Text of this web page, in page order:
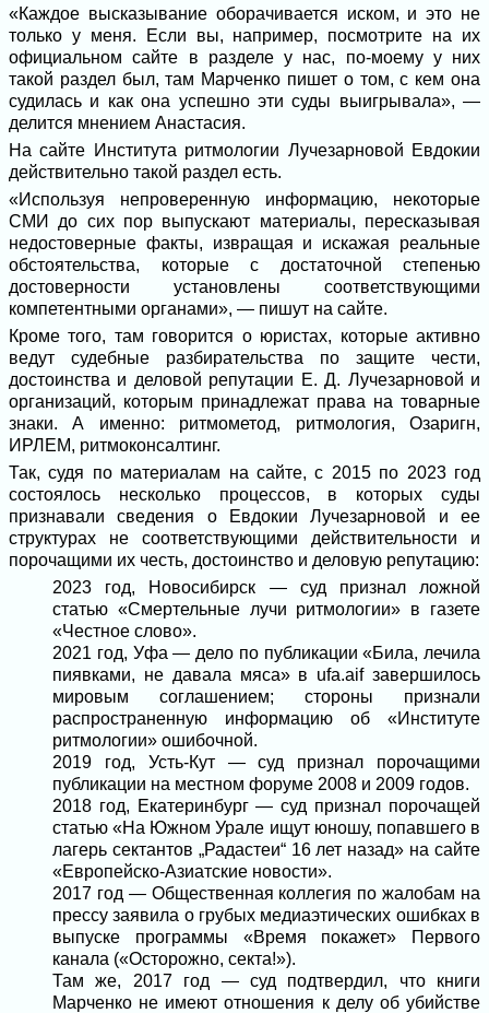
«Каждое высказывание оборачивается иском, и это не
только у меня. Если вы, например, посмотрите на их
официальном сайте в разделе у нас, по-моему у них
такой раздел был, там Марченко пишет о том, с кем она
судилась и как она успешно эти суды выигрывала», —
делится мнением Анастасия.
На сайте Института ритмологии Лучезарновой Евдокии
действительно такой раздел есть.
«Используя непроверенную информацию, некоторые
СМИ до сих пор выпускают материалы, пересказывая
недостоверные факты, извращая и искажая реальные
обстоятельства, которые с достаточной степенью
достоверности установлены соответствующими
компетентными органами», — пишут на сайте.
Кроме того, там говорится о юристах, которые активно
ведут судебные разбирательства по защите чести,
достоинства и деловой репутации Е. Д. Лучезарновой и
организаций, которым принадлежат права на товарные
знаки. А именно: ритмометод, ритмология, Озаригн,
ИРЛЕМ, ритмоконсалтинг.
Так, судя по материалам на сайте, с 2015 по 2023 год
состоялось несколько процессов, в которых суды
признавали сведения о Евдокии Лучезарновой и ее
структурах не соответствующими действительности и
порочащими их честь, достоинство и деловую репутацию:
2023 год, Новосибирск — суд признал ложной
статью «Смертельные лучи ритмологии» в газете
«Честное слово».
2021 год, Уфа — дело по публикации «Била, лечила
пиявками, не давала мяса» в ufa.aif завершилось
мировым соглашением; стороны признали
распространенную информацию об «Институте
ритмологии» ошибочной.
2019 год, Усть-Кут — суд признал порочащими
публикации на местном форуме 2008 и 2009 годов.
2018 год, Екатеринбург — суд признал порочащей
статью «На Южном Урале ищут юношу, попавшего в
лагерь сектантов „Радастеи“ 16 лет назад» на сайте
«Европейско-Азиатские новости».
2017 год — Общественная коллегия по жалобам на
прессу заявила о грубых медиаэтических ошибках в
выпуске программы «Время покажет» Первого
канала («Осторожно, секта!»).
Там же, 2017 год — суд подтвердил, что книги
Марченко не имеют отношения к делу об убийстве